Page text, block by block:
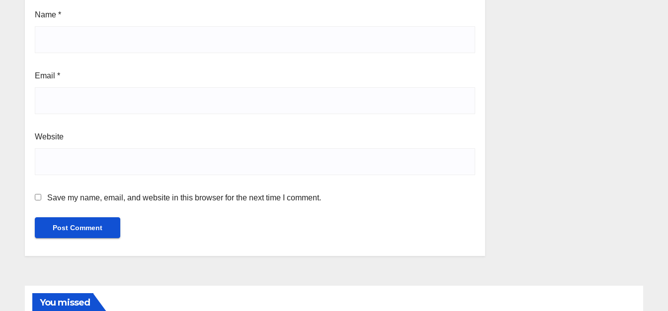
Name *
Email *
Website
Save my name, email, and website in this browser for the next time I comment.
You missed